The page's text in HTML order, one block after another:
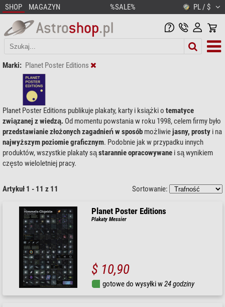
SHOP MAGAZYN %SALE% PL / $
Marki: Planet Poster Editions
Planet Poster Editions publikuje plakaty, karty i książki o tematyce
związanej z wiedzą. Od momentu powstania w roku 1998, celem firmy było
przedstawianie złożonych zagadnień w sposób możliwiejasny, prosty i na
najwyższym poziomie graficznym. Podobnie jak w przypadku innych
produktów, wszystkie plakaty sąstarannie opracowywane i są wynikiem
często wieloletniej pracy.
Artykuł 1 - 11 z 11 Sortowanie:
Planet Poster Editions
Plakaty Messier
$ 10,90
gotowe do wysyłki w24 godziny